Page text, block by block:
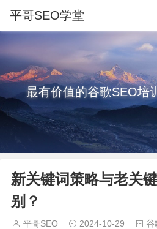
平哥SEO学堂
最有价值的谷歌SEO培
新关键词策略与老关
别？
平哥SEO 2024-10-29 谷